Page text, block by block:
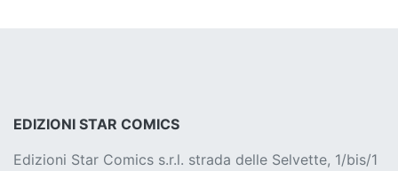
EDIZIONI STAR COMICS
Edizioni Star Comics s.r.l. strada delle Selvette, 1/bis/1